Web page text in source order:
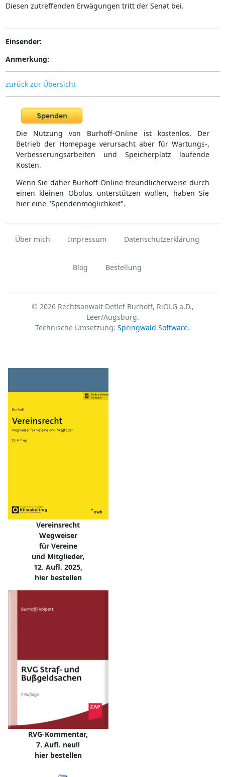
Diesen zutreffenden Erwägungen tritt der Senat bei.
Einsender:
Anmerkung:
zurück zur Übersicht
Die Nutzung von Burhoff-Online ist kostenlos. Der
Betrieb der Homepage verursacht aber für Wartungs-,
Verbesserungsarbeiten und Speicherplatz laufende
Kosten.
Wenn Sie daher Burhoff-Online freundlicherweise durch
einen kleinen Obolus unterstützen wollen, haben Sie
hier eine "Spendenmöglichkeit".
Über mich Impressum Datenschutzerklärung
Blog Bestellung
© 2026 Rechtsanwalt Detlef Burhoff, RiOLG a.D.,
Leer/Augsburg.
Technische Umsetzung: Springwald Software.
Vereinsrecht
Wegweiser
für Vereine
und Mitglieder,
12. Aufl. 2025,
hier bestellen
RVG-Kommentar,
7. Aufl. neu!!
hier bestellen